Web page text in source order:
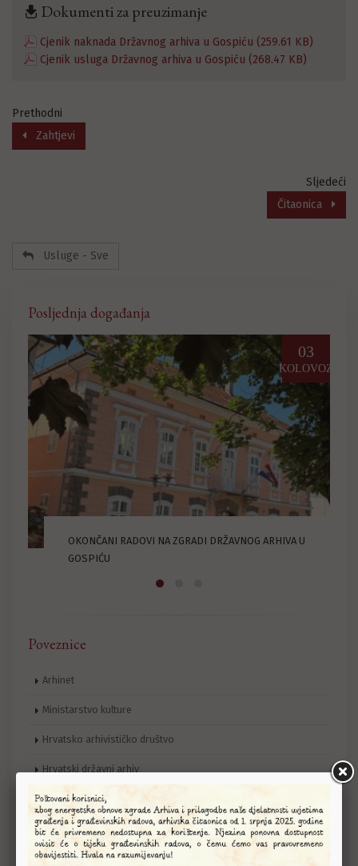
Dokumenti za preuzimanje
Cjenik naknada Državnog arhiva u Gospiću (259.61 KB)
Cjenik usluga Državnog arhiva u Gospiću (268.47 KB)
Prethodni
Zahtjevi
Sljedeći
Čitaonica
Usluge - Sve
Posljednja događanja
25
PROSINAC
LIČKA PRUGA – 100. OBLJETNICA DOVRŠETKA IZGRADNJE
Poveznice
Arhinet
Ministarstvo kulture
Hrvatsko arhivističko društvo
Hrvatski državni arhiv
Topoteka Lika